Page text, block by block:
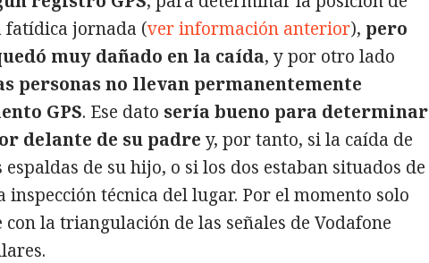
fatídica jornada (ver información anterior), pero
muy dañado en la caída, y por otro lado
personas no llevan permanentemente
GPS. Ese dato sería bueno para determinar
delante de su padre y, por tanto, si la caída de
de su hijo, o si los dos estaban situados de
inspección técnica del lugar. Por el momento solo
la triangulación de las señales de Vodafone